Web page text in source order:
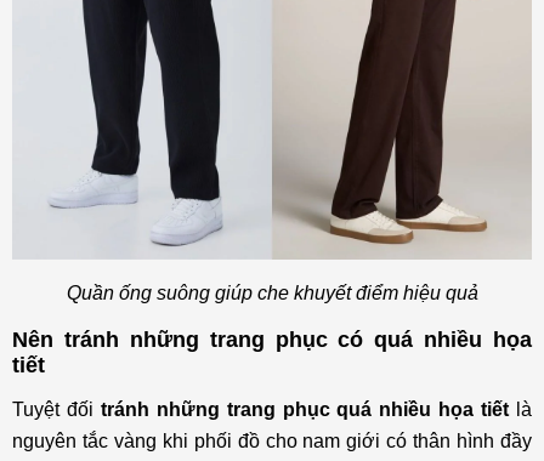
Quần ống suông giúp che khuyết điểm hiệu quả
Nên tránh những trang phục có quá nhiều họa
tiết
Tuyệt đối tránh những trang phục quá nhiều họa tiết là
nguyên tắc vàng khi phối đồ cho nam giới có thân hình đầy